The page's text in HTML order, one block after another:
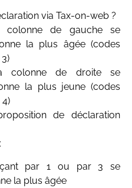
via Tax-on-web ?
colonne de gauche se
la plus âgée (codes
colonne de droite se
la plus jeune (codes
de déclaration
par 1 ou par 3 se
la plus âgée